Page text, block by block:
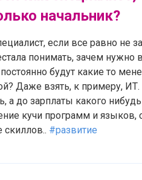
начальник?
если все равно не
понимать, зачем нужно
будут какие то
Даже взять, к примеру,
а до зарплаты какого
кучи программ и
скиллов.. #развитие